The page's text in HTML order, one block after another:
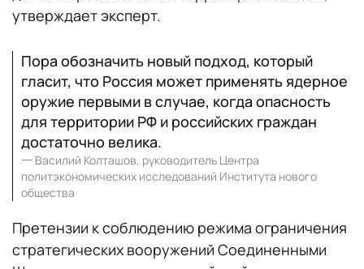
утверждает эксперт.
Пора обозначить новый подход, который
гласит, что Россия может применять ядерное
оружие первыми в случае, когда опасность
для территории РФ и российских граждан
достаточно велика.
一 Василий Колташов, руководитель Центра
политэкономических исследований Института нового
общества
Претензии к соблюдению режима ограничения
стратегических вооружений Соединенными